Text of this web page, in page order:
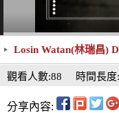
Losin Watan(林瑞昌)
時間長度
觀看人數:88
分享內容: